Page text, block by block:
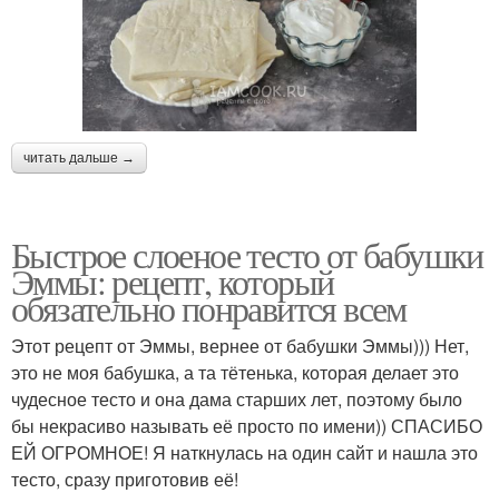
читать дальше →
Быстрое слоеное тесто от бабушки
Эммы: рецепт, который
обязательно понравится всем
Этот рецепт от Эммы, вернее от бабушки Эммы))) Нет,
это не моя бабушка, а та тётенька, которая делает это
чудесное тесто и она дама старших лет, поэтому было
бы некрасиво называть её просто по имени)) СПАСИБО
ЕЙ ОГРОМНОЕ! Я наткнулась на один сайт и нашла это
тесто, сразу приготовив её!